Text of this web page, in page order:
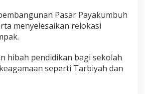
Pasar Payakumbuh
menyelesaikan relokasi
hibah pendidikan bagi sekolah
seperti Tarbiyah dan